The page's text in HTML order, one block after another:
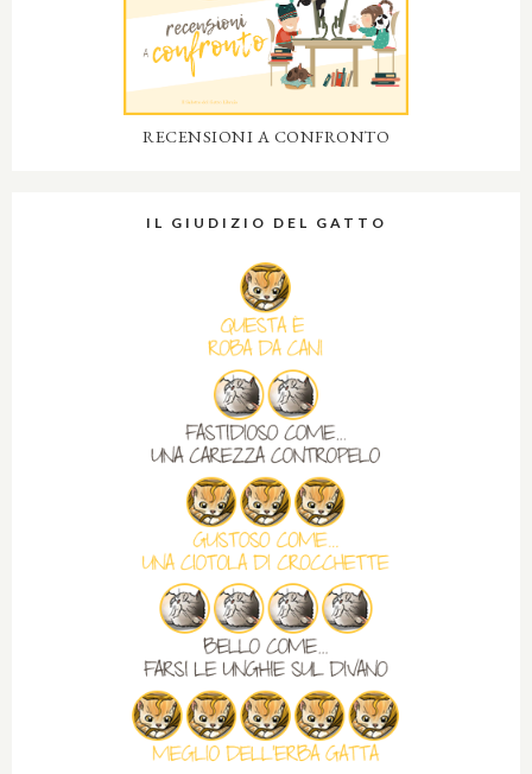
RECENSIONI A CONFRONTO
IL GIUDIZIO DEL GATTO